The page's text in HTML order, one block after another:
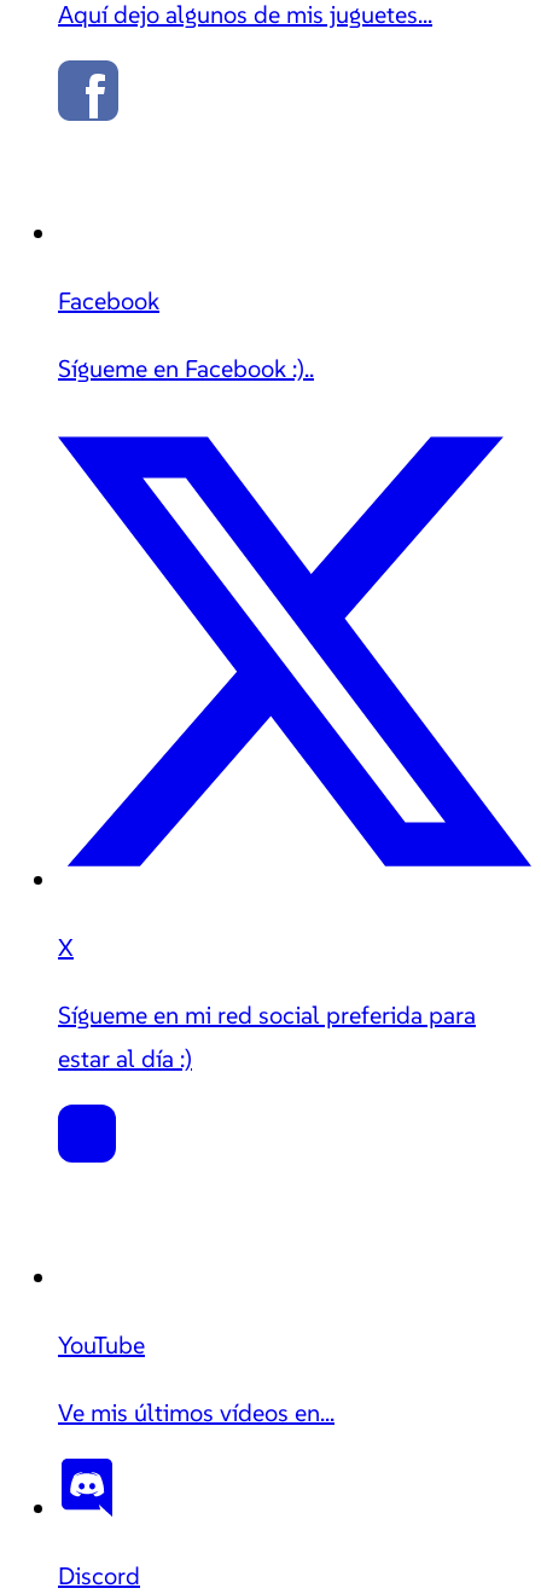
Aquí dejo algunos de mis juguetes...
Facebook
Sígueme en Facebook :)..
X
Sígueme en mi red social preferida para
estar al día :)
YouTube
Ve mis últimos vídeos en...
Discord